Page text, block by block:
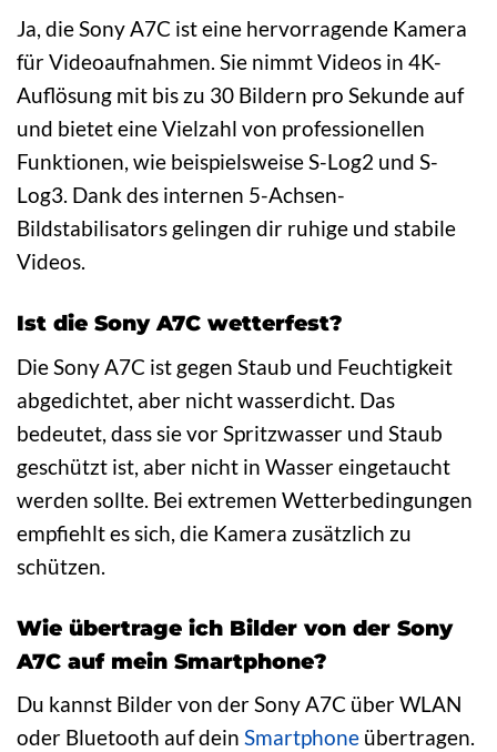
Ja, die Sony A7C ist eine hervorragende Kamera
für Videoaufnahmen. Sie nimmt Videos in 4K-
Auflösung mit bis zu 30 Bildern pro Sekunde auf
und bietet eine Vielzahl von professionellen
Funktionen, wie beispielsweise S-Log2 und S-
Log3. Dank des internen 5-Achsen-
Bildstabilisators gelingen dir ruhige und stabile
Videos.
Ist die Sony A7C wetterfest?
Die Sony A7C ist gegen Staub und Feuchtigkeit
abgedichtet, aber nicht wasserdicht. Das
bedeutet, dass sie vor Spritzwasser und Staub
geschützt ist, aber nicht in Wasser eingetaucht
werden sollte. Bei extremen Wetterbedingungen
empfiehlt es sich, die Kamera zusätzlich zu
schützen.
Wie übertrage ich Bilder von der Sony
A7C auf mein Smartphone?
Du kannst Bilder von der Sony A7C über WLAN
oder Bluetooth auf dein Smartphone übertragen.